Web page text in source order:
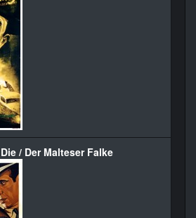
/ Der Malteser Falke